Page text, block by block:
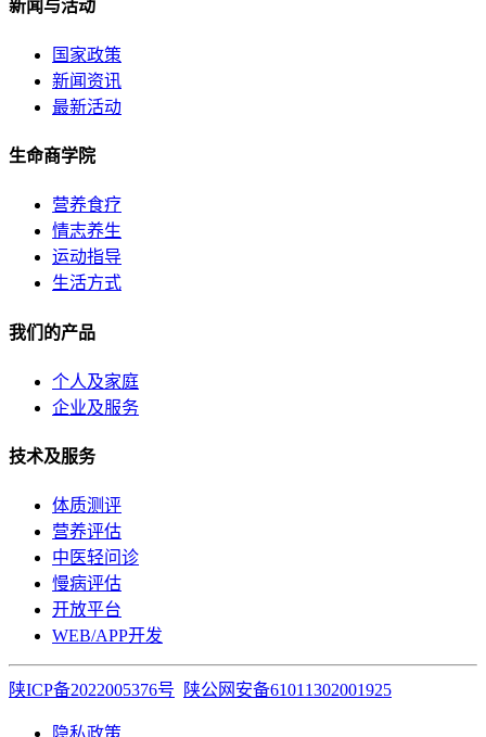
新闻与活动
国家政策
新闻资讯
最新活动
生命商学院
营养食疗
情志养生
运动指导
生活方式
我们的产品
个人及家庭
企业及服务
技术及服务
体质测评
营养评估
中医轻问诊
慢病评估
开放平台
WEB/APP开发
陕ICP备2022005376号 陕公网安备61011302001925